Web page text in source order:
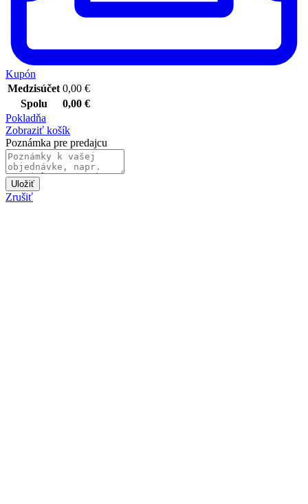
Kupón
Medzisúčet 0,00 €
Spolu
0,00 €
Pokladňa
Zobraziť košík
Poznámka pre predajcu
Uložiť
Zrušiť